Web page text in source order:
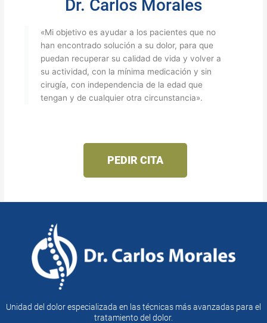
Dr. Carlos Morales
«Mi objetivo es ayudar a los pacientes que no
han encontrado solución a su dolor, para que
puedan recuperar su calidad de vida y volver a
su actividad, con la mínima medicación y sin
cirugía, con independencia de la edad que
tengan y de cualquier otra circunstancia».
PEDIR CITA
Unidad del dolor especializada en las técnicas más avanzadas para el
tratamiento del dolor.